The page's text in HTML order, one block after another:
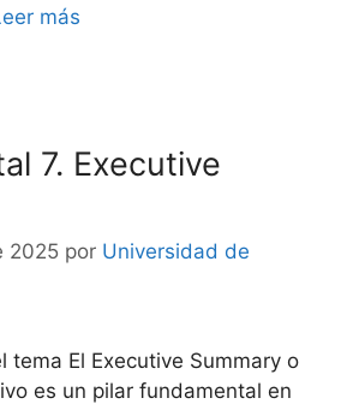
más
7. Executive
2025 por Universidad de
tema El Executive Summary o
es un pilar fundamental en